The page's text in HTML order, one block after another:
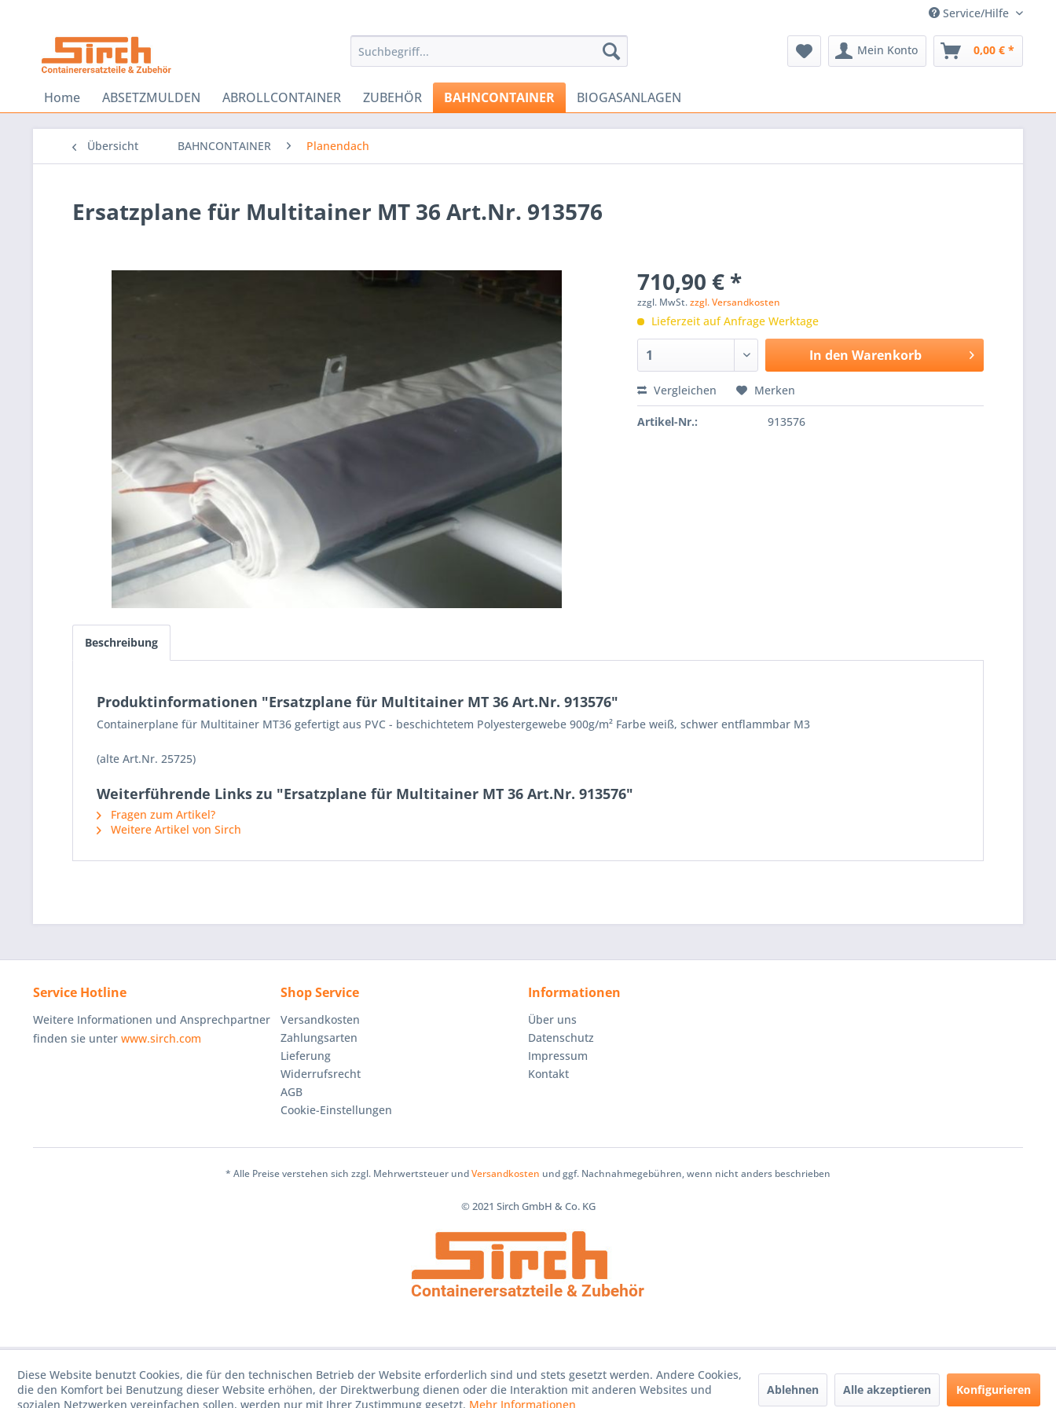
Service/Hilfe
Mein Konto 0,00 € *
Home ABSETZMULDEN ABROLLCONTAINER ZUBEHÖR BAHNCONTAINER BIOGASANLAGEN
Übersicht BAHNCONTAINER Planendach
Ersatzplane für Multitainer MT 36 Art.Nr. 913576
710,90 € *
zzgl. MwSt.zzgl. Versandkosten
Lieferzeit auf Anfrage Werktage
In den Warenkorb
Vergleichen Merken
Artikel-Nr.: 913576
Beschreibung
Produktinformationen "Ersatzplane für Multitainer MT 36 Art.Nr. 913576"
Containerplane für Multitainer MT36 gefertigt aus PVC - beschichtetem Polyestergewebe 900g/m² Farbe weiß, schwer entflammbar M3
(alte Art.Nr. 25725)
Weiterführende Links zu "Ersatzplane für Multitainer MT 36 Art.Nr. 913576"
Fragen zum Artikel?
Weitere Artikel von Sirch
Service Hotline
Weitere Informationen und Ansprechpartner
finden sie unter www.sirch.com
Shop Service
Versandkosten
Zahlungsarten
Lieferung
Widerrufsrecht
AGB
Cookie-Einstellungen
Informationen
Über uns
Datenschutz
Impressum
Kontakt
* Alle Preise verstehen sich zzgl. Mehrwertsteuer undVersandkosten und ggf. Nachnahmegebühren, wenn nicht anders beschrieben
© 2021 Sirch GmbH & Co. KG
Diese Website benutzt Cookies, die für den technischen Betrieb der Website erforderlich sind und stets gesetzt werden. Andere Cookies,
die den Komfort bei Benutzung dieser Website erhöhen, der Direktwerbung dienen oder die Interaktion mit anderen Websites und
sozialen Netzwerken vereinfachen sollen, werden nur mit Ihrer Zustimmung gesetzt. Mehr Informationen
Ablehnen Alle akzeptieren Konfigurieren